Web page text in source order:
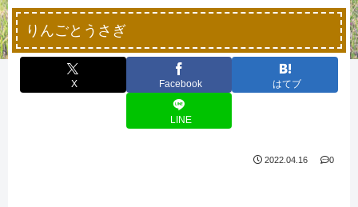
りんごとうさぎ
X Facebook はてブ
LINE
2022.04.16 0